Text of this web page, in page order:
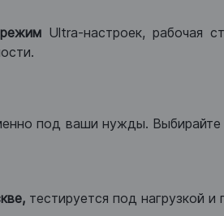
Ultra-настроек, рабочая
под ваши нужды.
тестируется под нагрузкой